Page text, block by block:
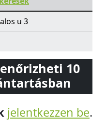
u 3
10
jelentkezzen be.